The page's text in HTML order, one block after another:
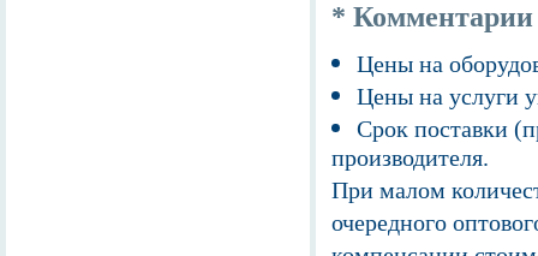
* Комментарии
Цены на
Цены на услуги
Срок поставки
производителя.
При малом
очередного